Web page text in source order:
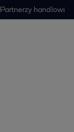
Partnerzy handlowi